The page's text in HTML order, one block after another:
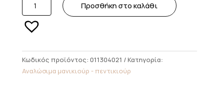
TIPS
Nº
τεμ
ποσότητα
Προσθήκη στο καλάθι
Κωδικός προϊόντος: 011304021
Κατηγορία:
Αναλώσιμα μανικιούρ - πεντικιούρ